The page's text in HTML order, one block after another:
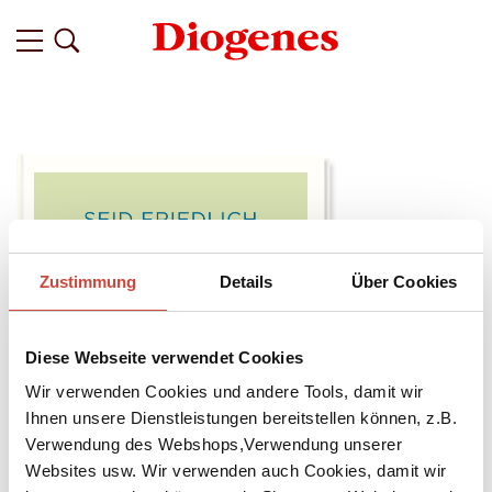
Zustimmung Details Über Cookies
Diese Webseite verwendet Cookies
Wir verwenden Cookies und andere Tools, damit wir
Ihnen unsere Dienstleistungen bereitstellen können, z.B.
Verwendung des Webshops,Verwendung unserer
Websites usw. Wir verwenden auch Cookies, damit wir